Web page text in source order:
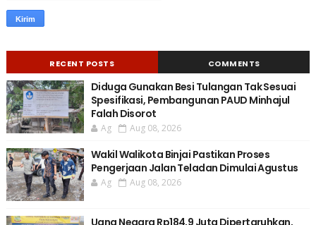
RECENT POSTS COMMENTS
Diduga Gunakan Besi Tulangan Tak Sesuai
Spesifikasi, Pembangunan PAUD Minhajul
Falah Disorot
Ag Aug 08, 2026
Wakil Walikota Binjai Pastikan Proses
Pengerjaan Jalan Teladan Dimulai Agustus
Ag Aug 08, 2026
Uang Negara Rp184,9 Juta Dipertaruhkan,